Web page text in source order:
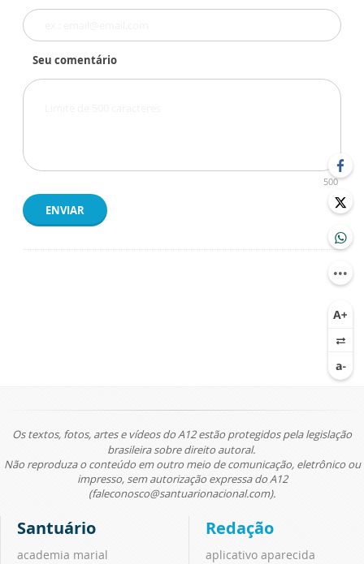
Seu comentário
500
ENVIAR
Os textos, fotos, artes e vídeos do A12 estão protegidos pela legislação
brasileira sobre direito autoral.
Não reproduza o conteúdo em outro meio de comunicação, eletrônico ou
impresso, sem autorização expressa do A12
(faleconosco@santuarionacional.com).
Santuário
academia marial
Redação
aplicativo aparecida